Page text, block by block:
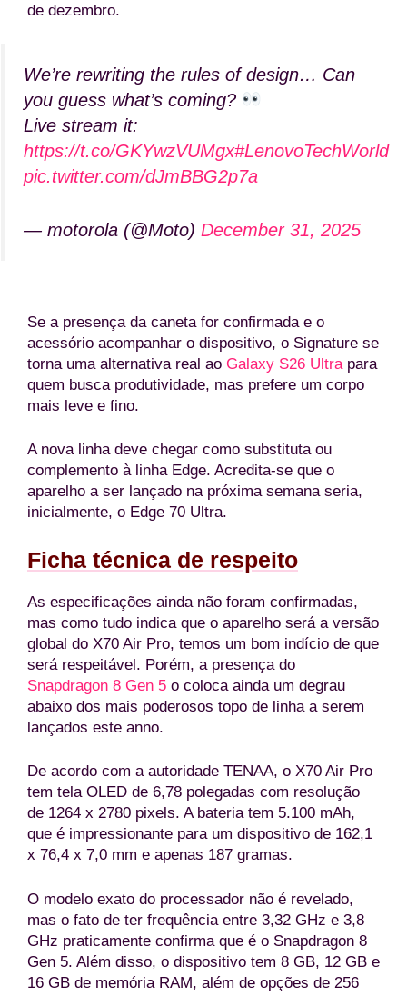
de dezembro.
We’re rewriting the rules of design… Can
you guess what’s coming?
Live stream it:
https://t.co/GKYwzVUMgx#LenovoTechWorld
pic.twitter.com/dJmBBG2p7a
— motorola (@Moto) December 31, 2025
Se a presença da caneta for confirmada e o
acessório acompanhar o dispositivo, o Signature se
torna uma alternativa real ao Galaxy S26 Ultra para
quem busca produtividade, mas prefere um corpo
mais leve e fino.
A nova linha deve chegar como substituta ou
complemento à linha Edge. Acredita-se que o
aparelho a ser lançado na próxima semana seria,
inicialmente, o Edge 70 Ultra.
Ficha técnica de respeito
As especificações ainda não foram confirmadas,
mas como tudo indica que o aparelho será a versão
global do X70 Air Pro, temos um bom indício de que
será respeitável. Porém, a presença do
Snapdragon 8 Gen 5 o coloca ainda um degrau
abaixo dos mais poderosos topo de linha a serem
lançados este anno.
De acordo com a autoridade TENAA, o X70 Air Pro
tem tela OLED de 6,78 polegadas com resolução
de 1264 x 2780 pixels. A bateria tem 5.100 mAh,
que é impressionante para um dispositivo de 162,1
x 76,4 x 7,0 mm e apenas 187 gramas.
O modelo exato do processador não é revelado,
mas o fato de ter frequência entre 3,32 GHz e 3,8
GHz praticamente confirma que é o Snapdragon 8
Gen 5. Além disso, o dispositivo tem 8 GB, 12 GB e
16 GB de memória RAM, além de opções de 256